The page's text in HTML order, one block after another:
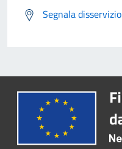
Segnala disservizio